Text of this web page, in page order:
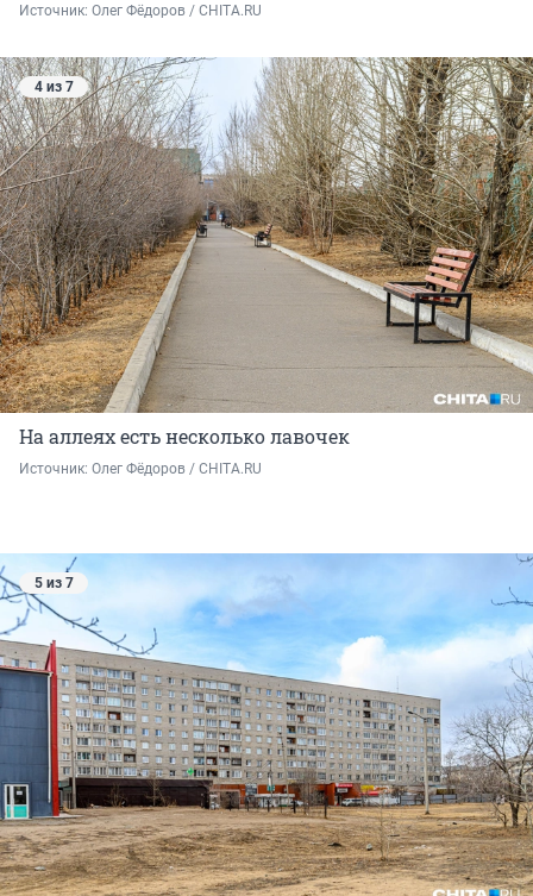
Источник: Олег Фёдоров / CHITA.RU
4 из 7
На аллеях есть несколько лавочек
Источник: Олег Фёдоров / CHITA.RU
5 из 7